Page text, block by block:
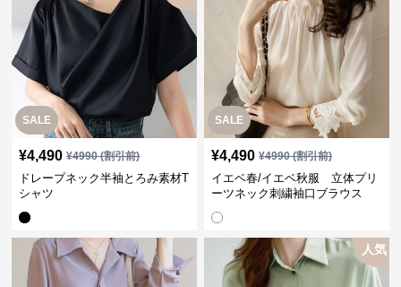
SALE
¥4,490 ¥4990(割引前)
ドレープネック半袖とろみ素材T
シャツ
SALE
¥4,490 ¥4990(割引前)
イエベ春/イエベ秋服 立体プリ
ーツネック刺繍袖口ブラウス
人気